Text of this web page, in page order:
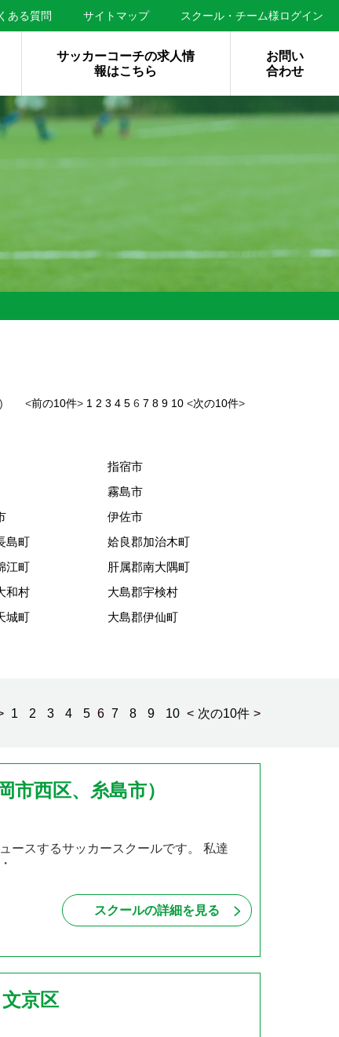
ある質問 サイトマップ スクール・チーム様ログイン
サッカーコーチの求人情
報はこちら
お問い
合わせ
) <前の10件> 1 2 3 4 5 6 7 8 9 10 <次の10件>
指宿市
霧島市
伊佐市
島町
姶良郡加治木町
江町
肝属郡南大隅町
和村
大島郡宇検村
城町
大島郡伊仙町
1 2 3 4 5 6 7 8 9 10 < 次の10件 >
西区、糸島市）
ースするサッカースクールです。 私達
スクールの詳細を見る
京区